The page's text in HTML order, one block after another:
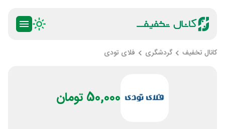
کانال تخفیف گردشگری فلای تودی
50,000 تومان